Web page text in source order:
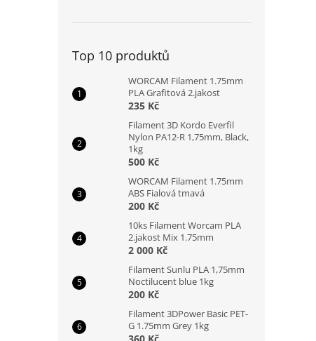
Top 10 produktů
WORCAM Filament 1.75mm
PLA Grafitová 2.jakost
235 Kč
Filament 3D Kordo Everfil
Nylon PA12-R 1,75mm, Black,
1kg
500 Kč
WORCAM Filament 1.75mm
ABS Fialová tmavá
200 Kč
10ks Filament Worcam PLA
2.jakost Mix 1.75mm
2 000 Kč
Filament Sunlu PLA 1,75mm
Noctilucent blue 1kg
200 Kč
Filament 3DPower Basic PET-
G 1.75mm Grey 1kg